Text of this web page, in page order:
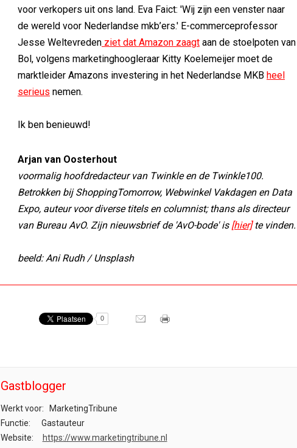
voor verkopers uit ons land. Eva Faict: 'Wij zijn een venster naar
de wereld voor Nederlandse mkb’ers.' E-commerceprofessor
Jesse Weltevreden ziet dat Amazon zaagt aan de stoelpoten van
Bol, volgens marketinghoogleraar Kitty Koelemeijer moet de
marktleider Amazons investering in het Nederlandse MKB heel
serieus nemen.
Ik ben benieuwd!
Arjan van Oosterhout
voormalig hoofdredacteur van Twinkle en de Twinkle100.
Betrokken bij ShoppingTomorrow, Webwinkel Vakdagen en Data
Expo, auteur voor diverse titels en columnist; thans als directeur
van Bureau AvO. Zijn nieuwsbrief de 'AvO-bode' is [hier]te vinden.
beeld: Ani Rudh / Unsplash
0
Gastblogger
Werkt voor:
MarketingTribune
Functie:
Gastauteur
Website:
https://www.marketingtribune.nl